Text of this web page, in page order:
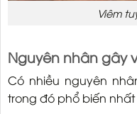
Viêm
Nguyên nhân gây
Có nhiều nguyên
trong đó phổ biến